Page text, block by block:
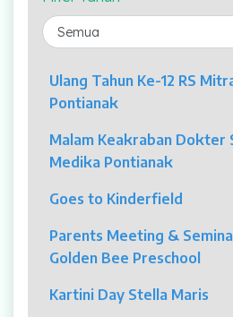
Laparaskopi
OCT
Eye Care
Multi Slice CT-Scan 128
Mamografi
Klinik Andrologi
Klinik Nyeri
Ulang Tahun Ke-12 RS
Pontianak
Malam Keakraban Dokter
Medika Pontianak
Goes to Kinderfield
Parents Meeting &
Golden Bee Preschool
Kartini Day Stella Maris